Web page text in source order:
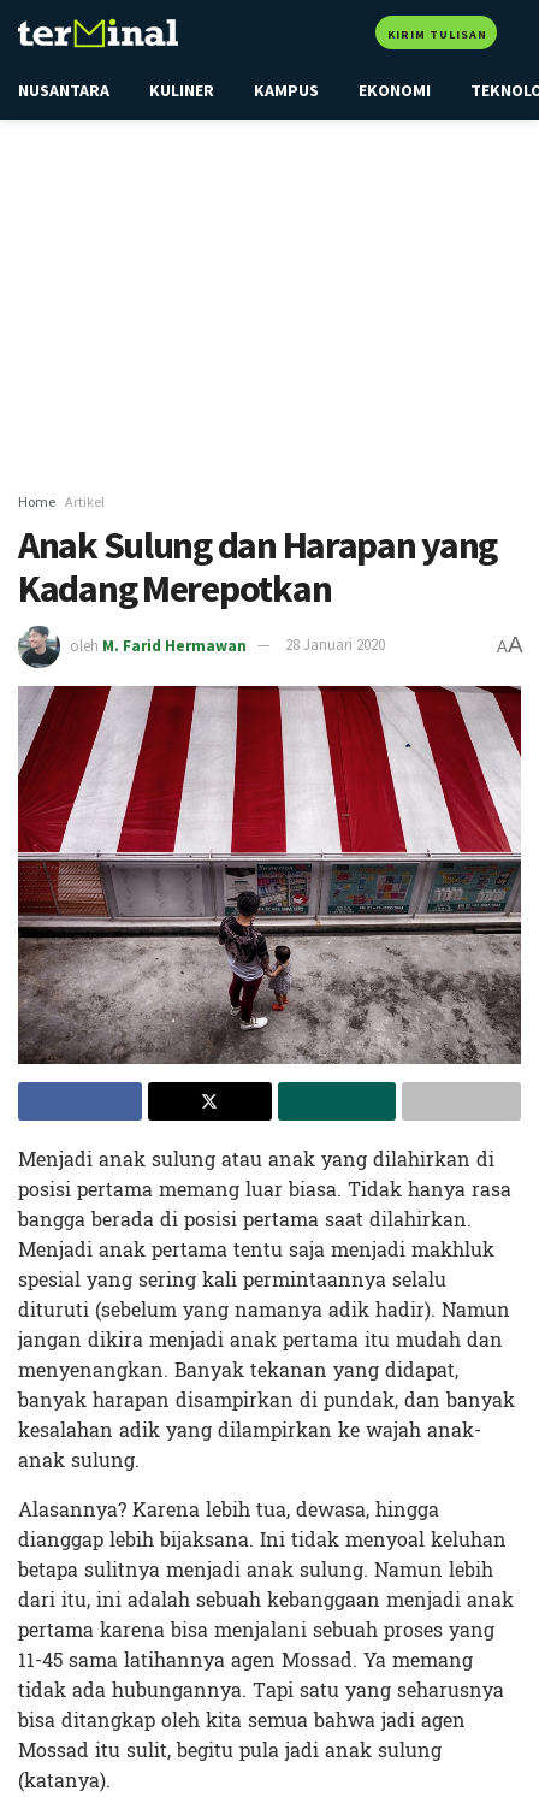
KIRIM TULISAN
NUSANTARA KULINER KAMPUS EKONOMI
Home Artikel
Anak Sulung dan Harapan yang
Kadang Merepotkan
oleh M. Farid Hermawan 28 Januari 2020 AA
Menjadi anak sulung atau anak yang dilahirkan di
posisi pertama memang luar biasa. Tidak hanya rasa
bangga berada di posisi pertama saat dilahirkan.
Menjadi anak pertama tentu saja menjadi makhluk
spesial yang sering kali permintaannya selalu
dituruti (sebelum yang namanya adik hadir). Namun
jangan dikira menjadi anak pertama itu mudah dan
menyenangkan. Banyak tekanan yang didapat,
banyak harapan disampirkan di pundak, dan banyak
kesalahan adik yang dilampirkan ke wajah anak-
anak sulung.
Alasannya? Karena lebih tua, dewasa, hingga
dianggap lebih bijaksana. Ini tidak menyoal keluhan
betapa sulitnya menjadi anak sulung. Namun lebih
dari itu, ini adalah sebuah kebanggaan menjadi anak
pertama karena bisa menjalani sebuah proses yang
11-45 sama latihannya agen Mossad. Ya memang
tidak ada hubungannya. Tapi satu yang seharusnya
bisa ditangkap oleh kita semua bahwa jadi agen
Mossad itu sulit, begitu pula jadi anak sulung
(katanya).